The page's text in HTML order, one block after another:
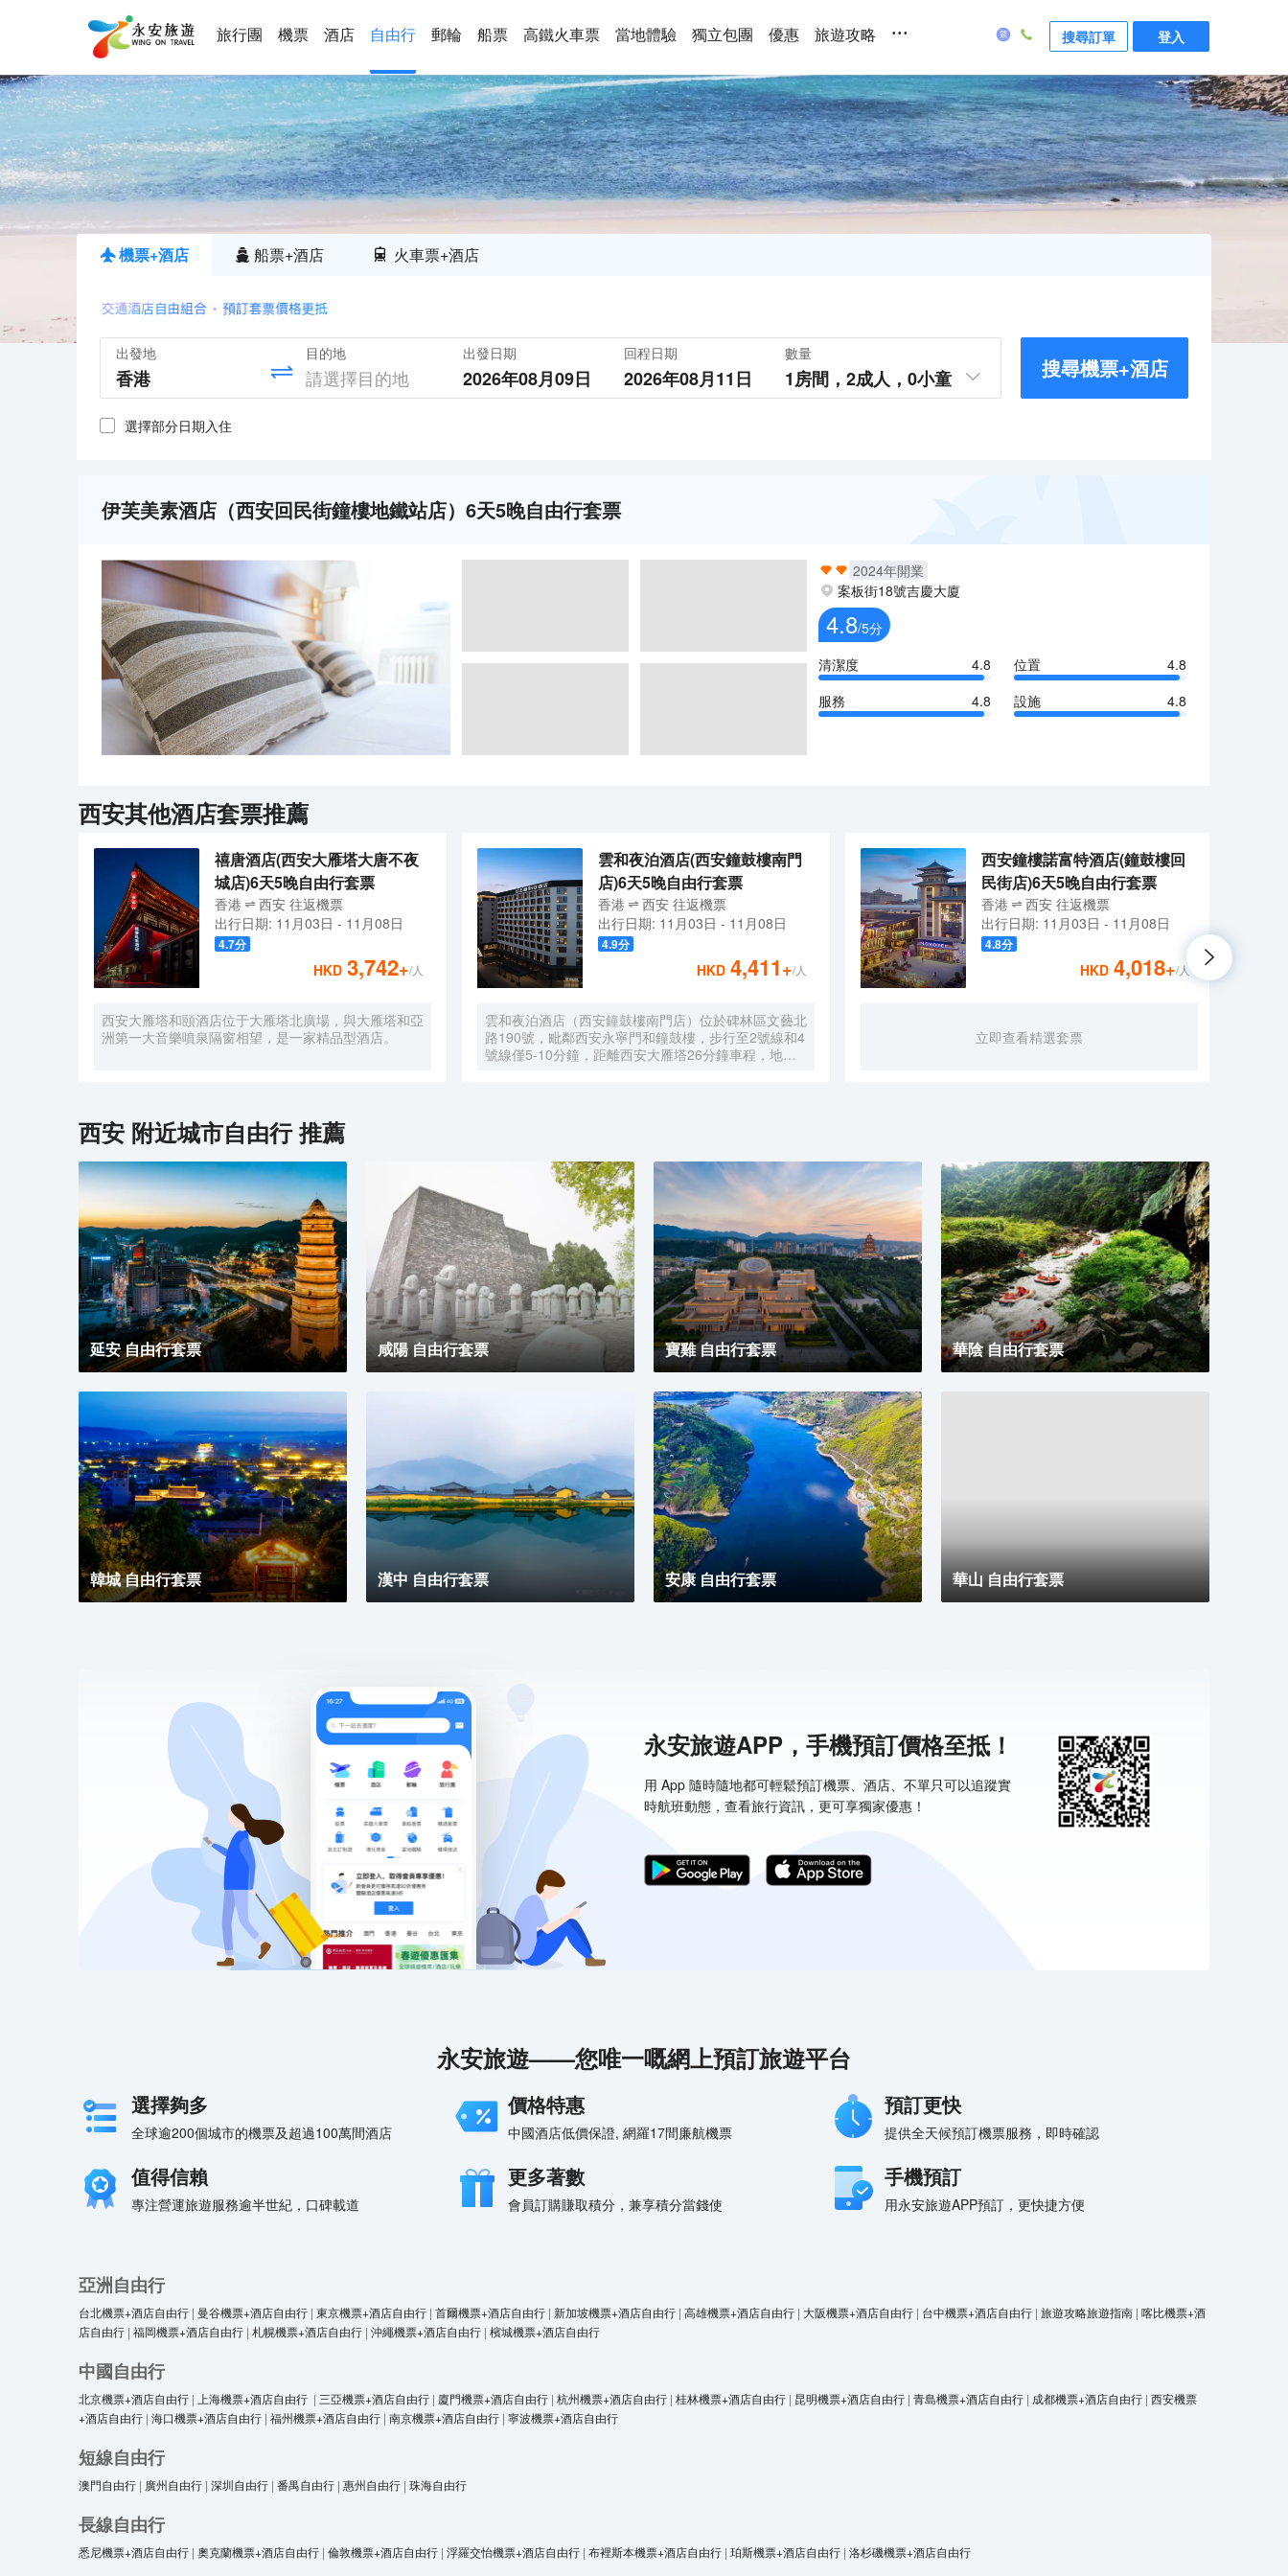
旅行團 機票 酒店 自由行 郵輪 船票 高鐵火車票 當地體驗 獨立包團 優惠 旅遊攻略 ... 搜尋訂單 登入
機票+酒店 船票+酒店 火車票+酒店
出發地 目的地 出發日期
2026年08月09日
回程日期
2026年08月11日
數量
1房間， 2成人， 0小童 搜尋機票+酒店
選擇部分日期入住
伊芙美素酒店（西安回民街鐘樓地鐵站店）6天5晚自由行套票
2024年開業
案板街18號吉慶大廈
4.8/5分
清潔度
4.8 位置
4.8
服務
4.8 設施 4.8
西安其他酒店套票推薦
禧唐酒店(西安大雁塔大唐不夜
城店)6天5晚自由行套票
香港 西安 往返機票
出行日期: 11月03日 - 11月08日
4.7分
HKD 3,742+/人
西安大雁塔和頤酒店位于大雁塔北廣場，與大雁塔和亞
洲第一大音樂噴泉隔窗相望，是一家精品型酒店。
雲和夜泊酒店(西安鐘鼓樓南門
店)6天5晚自由行套票
香港 西安 往返機票
出行日期: 11月03日 - 11月08日
4.9分
HKD 4,411+/人
雲和夜泊酒店（西安鐘鼓樓南門店）位於碑林區文藝北
路190號，毗鄰西安永寧門和鐘鼓樓，步行至2號線和4
號線僅5-10分鐘，距離西安大雁塔26分鐘車程，地理
心。所有客房均採用西安當地高檔優質床品、全套草本
精華洗浴用品供客人使用；網絡方面配備百兆高速光
纖、WIFI全覆蓋，致力於為客人提供舒適便捷的住宿
體驗環境！
西安鐘樓諾富特酒店(鐘鼓樓回
民街店)6天5晚自由行套票
香港 西安 往返機票
出行日期: 11月03日 - 11月08日
4.8分
HKD 4,018+/人
立即查看精選套票
西安 附近城市自由行 推薦
延安 自由行套票 咸陽 自由行套票 寶雞 自由行套票 華陰 自由行套票
韓城 自由行套票 漢中 自由行套票 安康 自由行套票 華山 自由行套票
永安旅遊APP，手機預訂價格至抵！
用 App 隨時隨地都可輕鬆預訂機票、酒店、不單只可以追蹤實
時航班動態，查看旅行資訊，更可享獨家優惠！
永安旅遊——您唯一嘅網上預訂旅遊平台
選擇夠多
全球逾200個城市的機票及超過100萬間酒店
價格特惠
中國酒店低價保證, 網羅17間廉航機票
預訂更快
提供全天候預訂機票服務，即時確認
值得信賴
專注營運旅遊服務逾半世紀，口碑載道
更多著數
會員訂購賺取積分，兼享積分當錢使
手機預訂
用永安旅遊APP預訂，更快捷方便
亞洲自由行
台北機票+酒店自由行 | 曼谷機票+酒店自由行 | 東京機票+酒店自由行 | 首爾機票+酒店自由行 | 新加坡機票+酒店自由行 | 高雄機票+酒店自由行 | 大阪機票+酒店自由行 | 台中機票+酒店自由行 | 旅遊攻略旅遊指南 | 喀比機票+酒
店自由行 | 福岡機票+酒店自由行 | 札幌機票+酒店自由行 | 沖繩機票+酒店自由行 | 檳城機票+酒店自由行
中國自由行
北京機票+酒店自由行 | 上海機票+酒店自由行 | 三亞機票+酒店自由行 | 廈門機票+酒店自由行 | 杭州機票+酒店自由行 | 桂林機票+酒店自由行 | 昆明機票+酒店自由行 | 青島機票+酒店自由行 | 成都機票+酒店自由行 | 西安機票
+酒店自由行 | 海口機票+酒店自由行 | 福州機票+酒店自由行 | 南京機票+酒店自由行 | 寧波機票+酒店自由行
短線自由行
澳門自由行 | 廣州自由行 | 深圳自由行 | 番禺自由行 | 惠州自由行 | 珠海自由行
長線自由行
悉尼機票+酒店自由行 | 奧克蘭機票+酒店自由行 | 倫敦機票+酒店自由行 | 浮羅交怡機票+酒店自由行 | 布裡斯本機票+酒店自由行 | 珀斯機票+酒店自由行 | 洛杉磯機票+酒店自由行